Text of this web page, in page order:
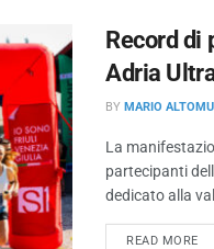
Record di
Adria
BY MARIO
La
partecipanti
dedicato alla
READ MORE